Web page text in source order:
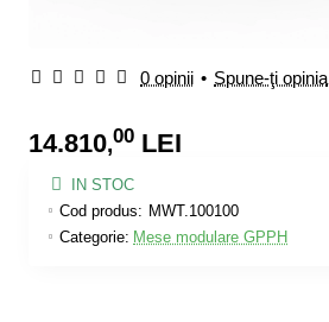
0 opinii • Spune-ţi opinia
14.810,00 LEI
IN STOC
Cod produs: MWT.100100
Categorie: Mese modulare GPPH